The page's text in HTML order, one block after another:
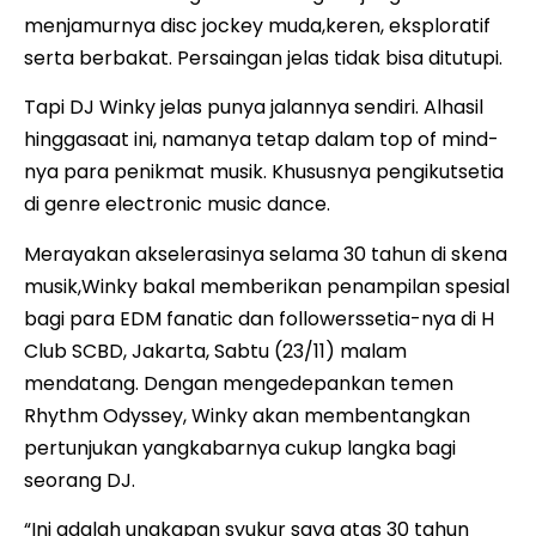
menjamurnya disc jockey muda,keren, eksploratif
serta berbakat. Persaingan jelas tidak bisa ditutupi.
Tapi DJ Winky jelas punya jalannya sendiri. Alhasil
hinggasaat ini, namanya tetap dalam top of mind-
nya para penikmat musik. Khususnya pengikutsetia
di genre electronic music dance.
Merayakan akselerasinya selama 30 tahun di skena
musik,Winky bakal memberikan penampilan spesial
bagi para EDM fanatic dan followerssetia-nya di H
Club SCBD, Jakarta, Sabtu (23/11) malam
mendatang. Dengan mengedepankan temen
Rhythm Odyssey, Winky akan membentangkan
pertunjukan yangkabarnya cukup langka bagi
seorang DJ.
“Ini adalah ungkapan syukur saya atas 30 tahun